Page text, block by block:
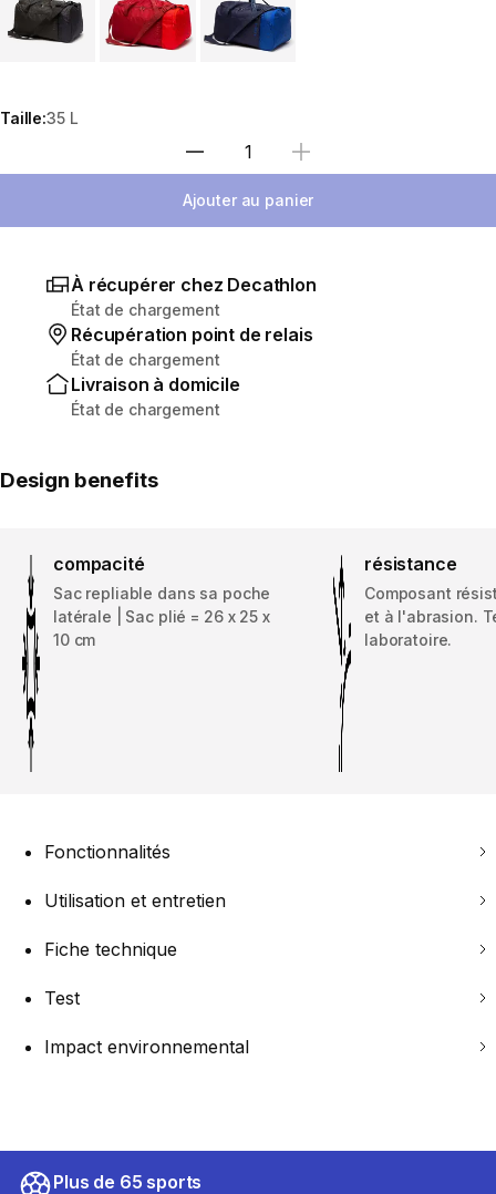
Taille:35 L
Sélectionnez la quantité
Ajouter au panier
À récupérer chez Decathlon
État de chargement
Récupération point de relais
État de chargement
Livraison à domicile
État de chargement
Design benefits
compacité
Sac repliable dans sa poche
latérale | Sac plié = 26 x 25 x
10 cm
résistance
Composant
et à l'abrasion.
laboratoire.
Fonctionnalités
Utilisation et entretien
Fiche technique
Test
Impact environnemental
Plus de 65 sports